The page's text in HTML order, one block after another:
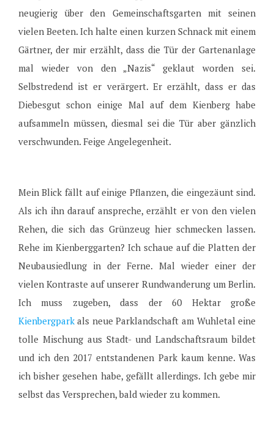
neugierig über den Gemeinschaftsgarten mit seinen
vielen Beeten. Ich halte einen kurzen Schnack mit einem
Gärtner, der mir erzählt, dass die Tür der Gartenanlage
mal wieder von den „Nazis“ geklaut worden sei.
Selbstredend ist er verärgert. Er erzählt, dass er das
Diebesgut schon einige Mal auf dem Kienberg habe
aufsammeln müssen, diesmal sei die Tür aber gänzlich
verschwunden. Feige Angelegenheit.
Mein Blick fällt auf einige Pflanzen, die eingezäunt sind.
Als ich ihn darauf anspreche, erzählt er von den vielen
Rehen, die sich das Grünzeug hier schmecken lassen.
Rehe im Kienberggarten? Ich schaue auf die Platten der
Neubausiedlung in der Ferne. Mal wieder einer der
vielen Kontraste auf unserer Rundwanderung um Berlin.
Ich muss zugeben, dass der 60 Hektar große
Kienbergparkals neue Parklandschaft am Wuhletal eine
tolle Mischung aus Stadt- und Landschaftsraum bildet
und ich den 2017 entstandenen Park kaum kenne. Was
ich bisher gesehen habe, gefällt allerdings. Ich gebe mir
selbst das Versprechen, bald wieder zu kommen.